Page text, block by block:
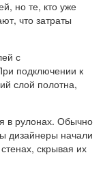
но те, кто уже
что затраты
с
подключении к
слой полотна,
в рулонах. Обычно
дизайнеры начали
скрывая их